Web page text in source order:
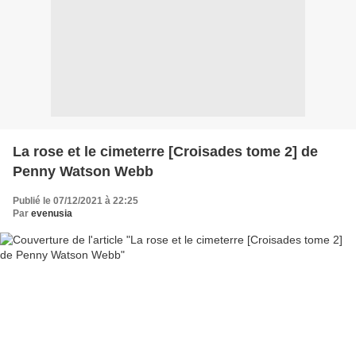
La rose et le cimeterre [Croisades tome 2] de
Penny Watson Webb
Publié le 07/12/2021 à 22:25
Par evenusia